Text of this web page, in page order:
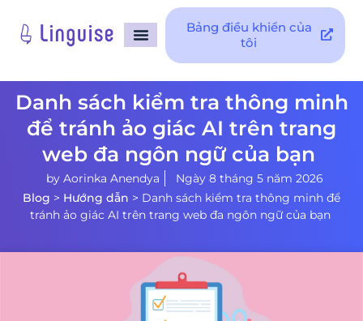
Bảng điều khiển của
tôi
Danh sách kiểm tra thông minh
để tránh ảo giác AI trên trang
web đa ngôn ngữ của bạn
by Aorinka Anendya
Ngày 8 tháng 5 năm 2026
Blog > Hướng dẫn > Danh sách kiểm tra thông minh để
tránh ảo giác AI trên trang web đa ngôn ngữ của bạn